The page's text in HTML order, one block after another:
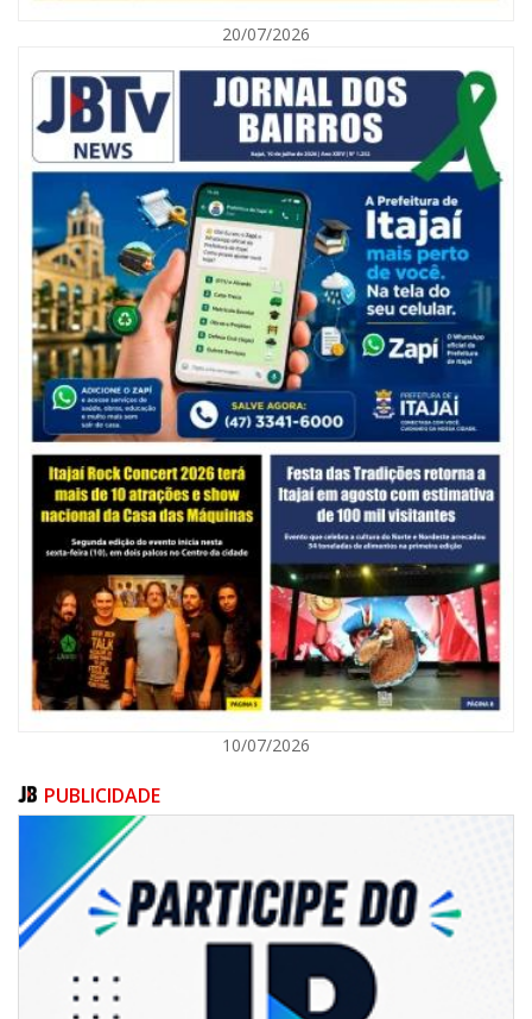
06/08/2026 | 10:14
Defesa Civil de SC monitora formação de ciclone-bomba no Sul do Brasil;
entenda como o fenômeno se forma e quais os impactos no estado
ITAPEMA
20/07/2026
10/07/2026
PUBLICIDADE